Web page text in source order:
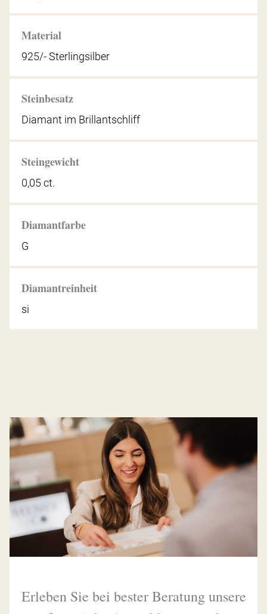
Material
925/- Sterlingsilber
Steinbesatz
Diamant im Brillantschliff
Steingewicht
0,05 ct.
Diamantfarbe
G
Diamantreinheit
si
Erleben Sie bei bester Beratung unsere